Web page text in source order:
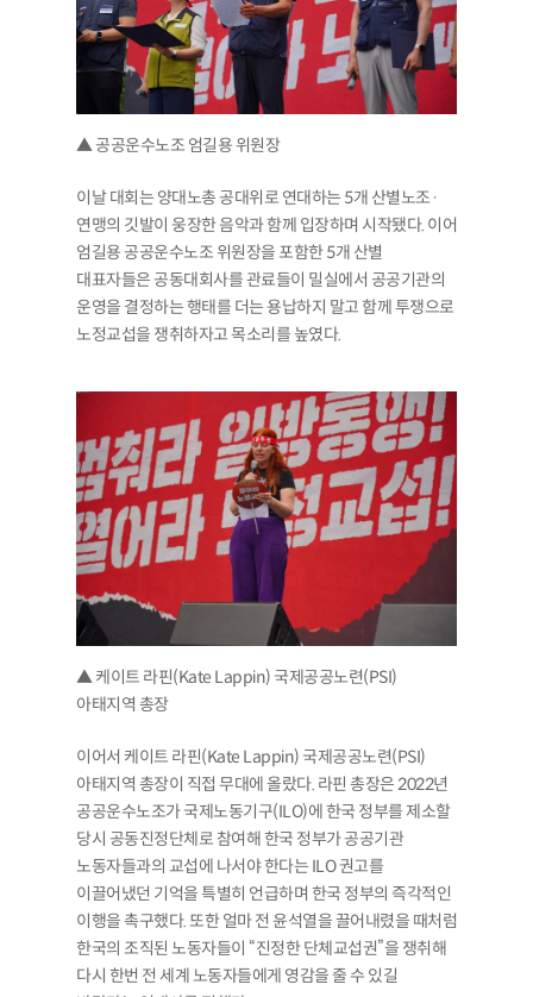
▲ 공공운수노조 엄길용 위원장
이날 대회는 양대노총 공대위로 연대하는 5개 산별노조·
연맹의 깃발이 웅장한 음악과 함께 입장하며 시작됐다. 이어
엄길용 공공운수노조 위원장을 포함한 5개 산별
대표자들은 공동대회사를 관료들이 밀실에서 공공기관의
운영을 결정하는 행태를 더는 용납하지 말고 함께 투쟁으로
노정교섭을 쟁취하자고 목소리를 높였다.
▲ 케이트 라핀(Kate Lappin) 국제공공노련(PSI)
아태지역 총장
이어서 케이트 라핀(Kate Lappin) 국제공공노련(PSI)
아태지역 총장이 직접 무대에 올랐다. 라핀 총장은 2022년
공공운수노조가 국제노동기구(ILO)에 한국 정부를 제소할
당시 공동진정단체로 참여해 한국 정부가 공공기관
노동자들과의 교섭에 나서야 한다는 ILO 권고를
이끌어냈던 기억을 특별히 언급하며 한국 정부의 즉각적인
이행을 촉구했다. 또한 얼마 전 윤석열을 끌어내렸을 때처럼
한국의 조직된 노동자들이 “진정한 단체교섭권”을 쟁취해
다시 한번 전 세계 노동자들에게 영감을 줄 수 있길